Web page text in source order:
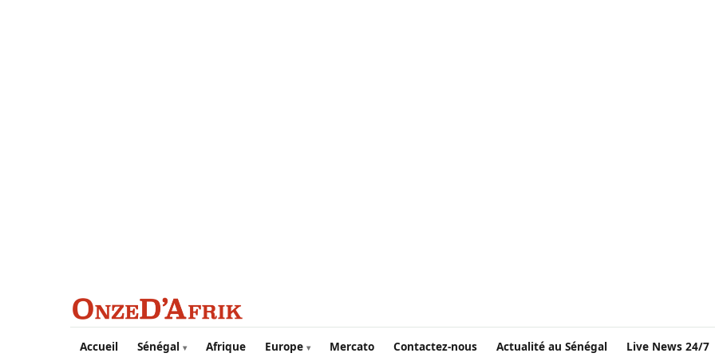
Aller au contenu principal
Accueil Sénégal Afrique Europe Mercato Contactez-nous Actualité au Sénégal Live News 24/7